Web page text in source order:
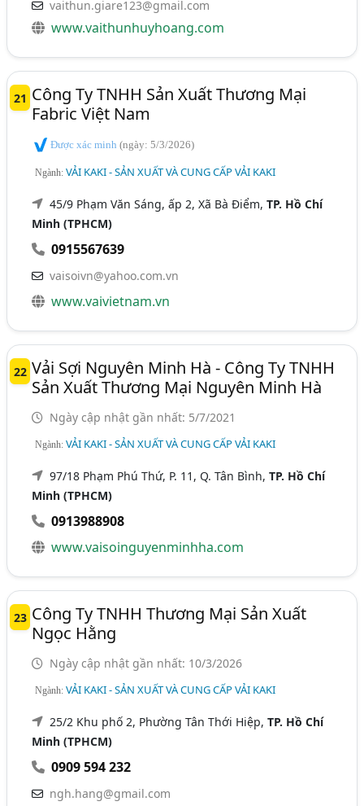
vaithun.giare123@gmail.com
www.vaithunhuyhoang.com
21 Công Ty TNHH Sản Xuất Thương Mại
Fabric Việt Nam
Được xác minh(ngày: 5/3/2026)
Ngành:VẢI KAKI - SẢN XUẤT VÀ CUNG CẤP VẢI KAKI
45/9 Phạm Văn Sáng, ấp 2, Xã Bà Điểm,TP. Hồ Chí
Minh (TPHCM)
0915567639
vaisoivn@yahoo.com.vn
www.vaivietnam.vn
22 Vải Sợi Nguyên Minh Hà - Công Ty TNHH
Sản Xuất Thương Mại Nguyên Minh Hà
Ngày cập nhật gần nhất: 5/7/2021
Ngành:VẢI KAKI - SẢN XUẤT VÀ CUNG CẤP VẢI KAKI
97/18 Phạm Phú Thứ, P. 11, Q. Tân Bình,TP. Hồ Chí
Minh (TPHCM)
0913988908
www.vaisoinguyenminhha.com
23 Công Ty TNHH Thương Mại Sản Xuất
Ngọc Hằng
Ngày cập nhật gần nhất: 10/3/2026
Ngành:VẢI KAKI - SẢN XUẤT VÀ CUNG CẤP VẢI KAKI
25/2 Khu phố 2, Phường Tân Thới Hiệp,TP. Hồ Chí
Minh (TPHCM)
0909 594 232
ngh.hang@gmail.com